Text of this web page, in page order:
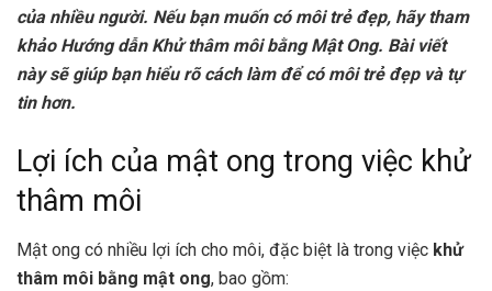
của nhiều người. Nếu bạn muốn có môi trẻ đẹp, hãy tham
khảo Hướng dẫn Khử thâm môi bằng Mật Ong. Bài viết
này sẽ giúp bạn hiểu rõ cách làm để có môi trẻ đẹp và tự
tin hơn.
Lợi ích của mật ong trong việc khử
thâm môi
Mật ong có nhiều lợi ích cho môi, đặc biệt là trong việc khử
thâm môi bằng mật ong, bao gồm: